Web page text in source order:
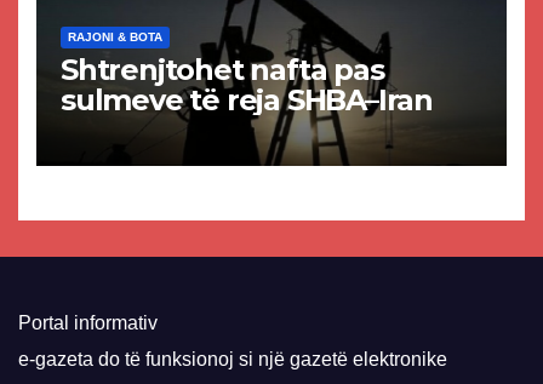
RAJONI & BOTA
Shtrenjtohet nafta pas
sulmeve të reja SHBA–Iran
Portal informativ
e-gazeta do të funksionoj si një gazetë elektronike